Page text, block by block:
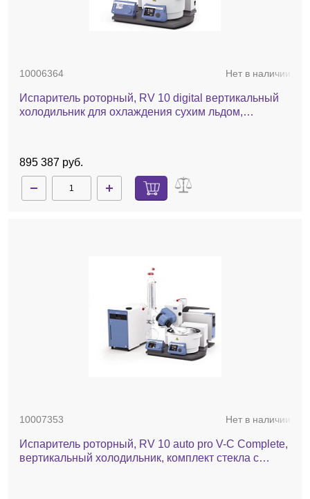
10006364 Нет в наличии
Испаритель роторный, RV 10 digital вертикальный
холодильник для охлаждения сухим льдом,
895 387 руб.
10007353 Нет в наличии
Испаритель роторный, RV 10 auto pro V-C Complete,
вертикальный холодильник, комплект стекла с